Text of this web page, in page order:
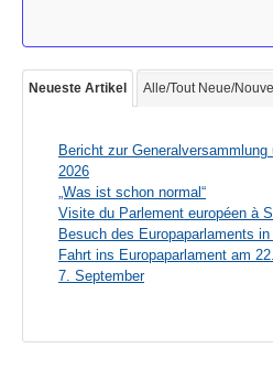
Neueste Artikel Alle/Tout Neue/
Bericht zur
2026
„Was ist schon normal“
Visite du Parlement européen à
Besuch des Europaparlaments
Fahrt ins Europaparlament am
7. September